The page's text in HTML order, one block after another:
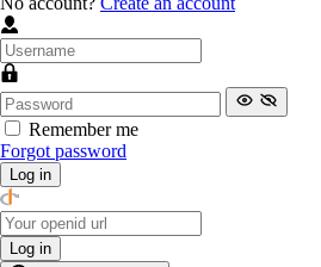
Remember me
Forgot password
Log in
Log in